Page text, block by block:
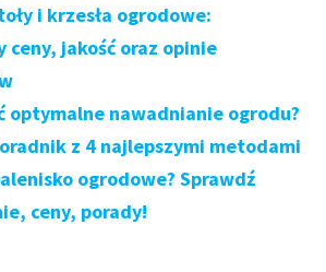
i krzesła ogrodowe:
ceny, jakość oraz opinie
optymalne nawadnianie ogrodu?
z 4 najlepszymi metodami
ogrodowe? Sprawdź
ceny, porady!